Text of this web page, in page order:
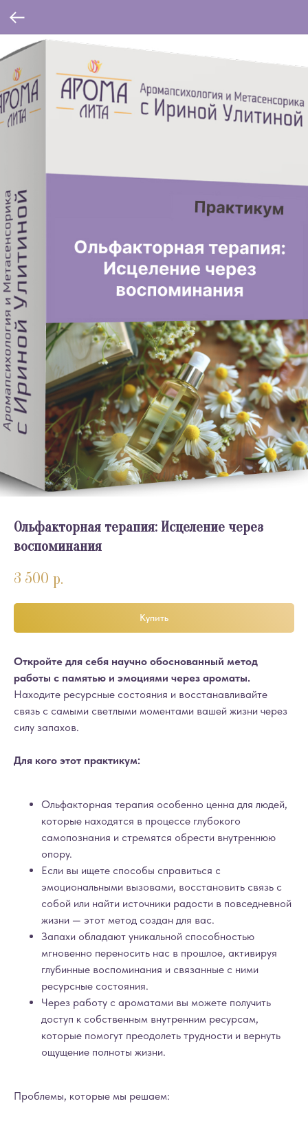
Ольфакторная терапия: Исцеление через
воспоминания
3 500 р.
Купить
Откройте для себя научно обоснованный метод
работы с памятью и эмоциями через ароматы.
Находите ресурсные состояния и восстанавливайте
связь с самыми светлыми моментами вашей жизни через
силу запахов.
Для кого этот практикум:
Ольфакторная терапия особенно ценна для людей,
которые находятся в процессе глубокого
самопознания и стремятся обрести внутреннюю
опору.
Если вы ищете способы справиться с
эмоциональными вызовами, восстановить связь с
собой или найти источники радости в повседневной
жизни — этот метод создан для вас.
Запахи обладают уникальной способностью
мгновенно переносить нас в прошлое, активируя
глубинные воспоминания и связанные с ними
ресурсные состояния.
Через работу с ароматами вы можете получить
доступ к собственным внутренним ресурсам,
которые помогут преодолеть трудности и вернуть
ощущение полноты жизни.
Проблемы, которые мы решаем: